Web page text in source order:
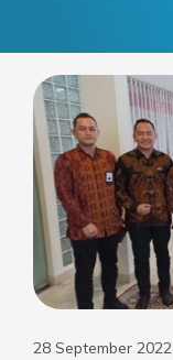
28 September 2022